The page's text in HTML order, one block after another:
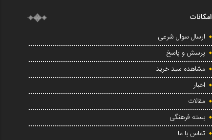
امکانات
ارسال سوال شرعی
پرسش و پاسخ
مشاهده سبد خرید
اخبار
مقالات
بسته فرهنگی
تماس با ما